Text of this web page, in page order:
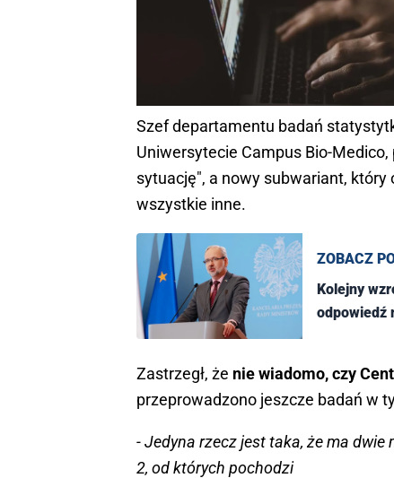
Szef departamentu badań
Uniwersytecie Campus Bio-
sytuację", a nowy subwariant,
wszystkie inne.
ZOBACZ
Kolejny
odpowiedź
Zastrzegł, że nie wiadomo, czy
przeprowadzono jeszcze badań w
- Jedyna rzecz jest taka, że ma
2, od których pochodzi